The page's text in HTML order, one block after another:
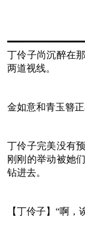
丁伶子尚沉醉在
两道视线。
金如意和青玉簪正
丁伶子完美没有
刚刚的举动被她
钻进去。
【丁伶子】“啊